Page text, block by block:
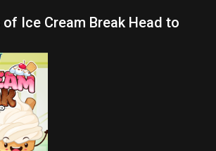
Ice Cream Break Head to